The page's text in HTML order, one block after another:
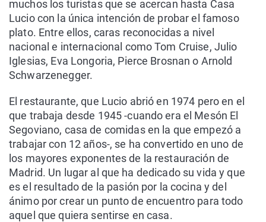
muchos los turistas que se acercan hasta Casa
Lucio con la única intención de probar el famoso
plato. Entre ellos, caras reconocidas a nivel
nacional e internacional como Tom Cruise, Julio
Iglesias, Eva Longoria, Pierce Brosnan o Arnold
Schwarzenegger.
El restaurante, que Lucio abrió en 1974 pero en el
que trabaja desde 1945 -cuando era el Mesón El
Segoviano, casa de comidas en la que empezó a
trabajar con 12 años-, se ha convertido en uno de
los mayores exponentes de la restauración de
Madrid. Un lugar al que ha dedicado su vida y que
es el resultado de la pasión por la cocina y del
ánimo por crear un punto de encuentro para todo
aquel que quiera sentirse en casa.